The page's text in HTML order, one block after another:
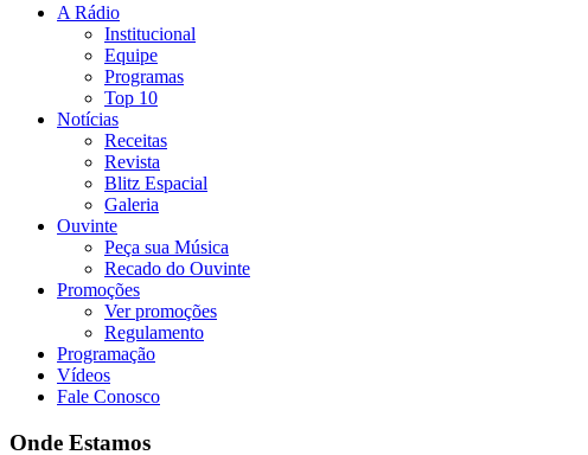
A Rádio
Institucional
Equipe
Programas
Top 10
Notícias
Receitas
Revista
Blitz Espacial
Galeria
Ouvinte
Peça sua Música
Recado do Ouvinte
Promoções
Ver promoções
Regulamento
Programação
Vídeos
Fale Conosco
Onde Estamos